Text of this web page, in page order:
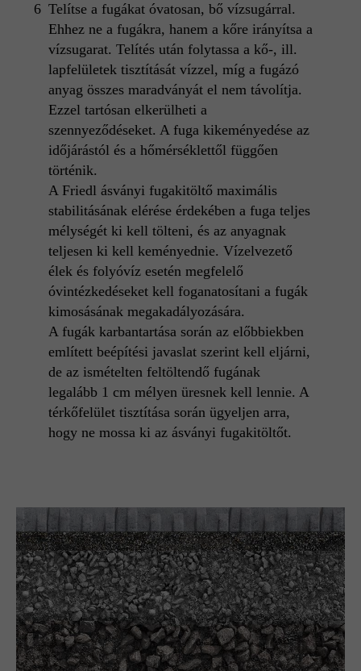
Telítse a fugákat óvatosan, bő vízsugárral.
Ehhez ne a fugákra, hanem a kőre irányítsa a
vízsugarat. Telítés után folytassa a kő-, ill.
lapfelületek tisztítását vízzel, míg a fugázó
anyag összes maradványát el nem távolítja.
Ezzel tartósan elkerülheti a
szennyeződéseket. A fuga kikeményedése az
időjárástól és a hőmérséklettől függően
történik.
A Friedl ásványi fugakitöltő maximális
stabilitásának elérése érdekében a fuga teljes
mélységét ki kell tölteni, és az anyagnak
teljesen ki kell keményednie. Vízelvezető
élek és folyóvíz esetén megfelelő
óvintézkedéseket kell foganatosítani a fugák
kimosásának megakadályozására.
A fugák karbantartása során az előbbiekben
említett beépítési javaslat szerint kell eljárni,
de az ismételten feltöltendő fugának
legalább 1 cm mélyen üresnek kell lennie. A
térkőfelület tisztítása során ügyeljen arra,
hogy ne mossa ki az ásványi fugakitöltőt.